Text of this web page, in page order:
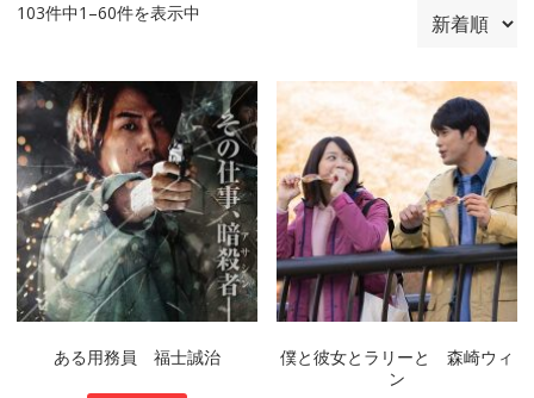
103件中1–60件を表示中
ある用務員 福士誠治
僕と彼女とラリーと 森崎ウィ
ン